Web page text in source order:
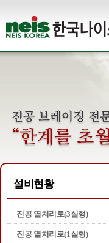
설비현황
진공 열처리로(3실형)
진공 열처리로(1실형)